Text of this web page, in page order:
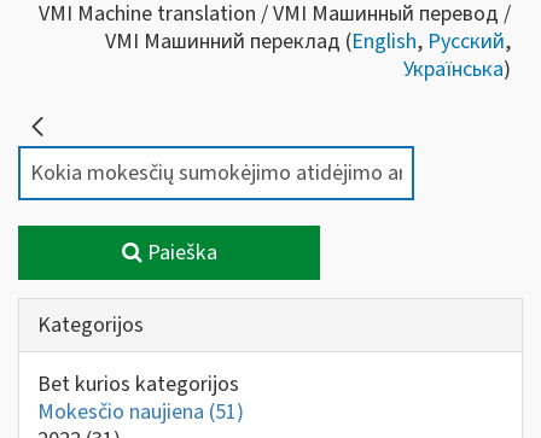
VMI Machine translation / VMI Машинный перевод /
VMI Машинний переклад (English, Русский,
Українська)
Paieška
Kategorijos
Bet kurios kategorijos
Mokesčio naujiena (51)